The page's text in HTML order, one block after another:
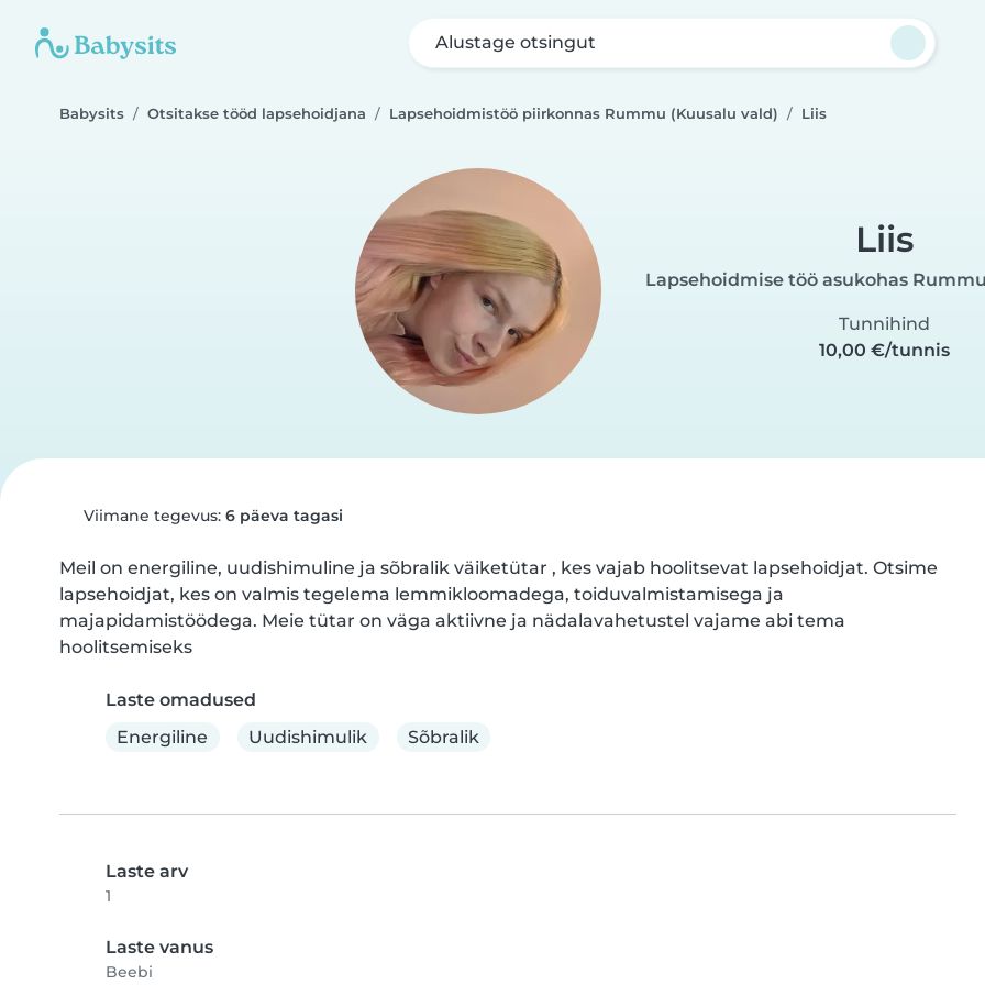
Alustage otsingut
Babysits Otsitakse tööd lapsehoidjana Lapsehoidmistöö piirkonnas Rummu (Kuusalu vald) Liis
Liis
Lapsehoidmise töö asukohas
Tunnihind
10,00 €/tunnis
Viimane tegevus: 6 päeva tagasi
Meil on energiline, uudishimuline ja sõbralik väiketütar , kes vajab hoolitsevat lapsehoidjat. Otsime
lapsehoidjat, kes on valmis tegelema lemmikloomadega, toiduvalmistamisega ja
majapidamistöödega. Meie tütar on väga aktiivne ja nädalavahetustel vajame abi tema
hoolitsemiseks
Laste omadused
Energiline
Uudishimulik Sõbralik
Laste arv
1
Laste vanus
Beebi